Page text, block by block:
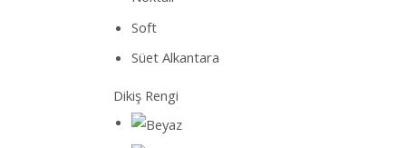
Soft
Süet Alkantara
Dikiş Rengi